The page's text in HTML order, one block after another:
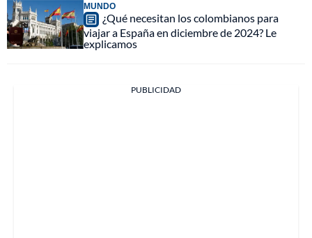
MUNDO
¿Qué necesitan los colombianos para
viajar a España en diciembre de 2024? Le
explicamos
PUBLICIDAD